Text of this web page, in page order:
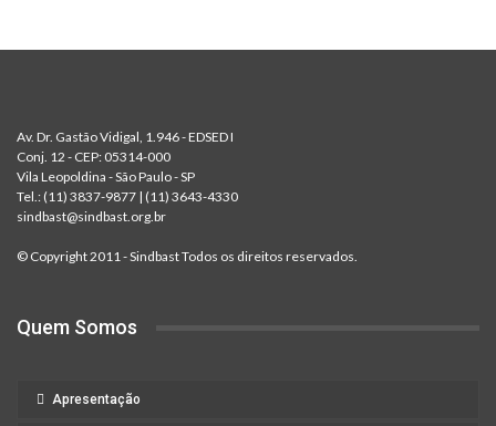
Av. Dr. Gastão Vidigal, 1.946 - EDSED I
Conj. 12 - CEP: 05314-000
Vila Leopoldina - São Paulo - SP
Tel.: (11) 3837-9877 | (11) 3643-4330
sindbast@sindbast.org.br
© Copyright 2011 - Sindbast Todos os direitos reservados.
Quem Somos
Apresentação